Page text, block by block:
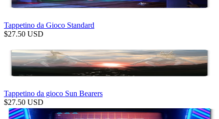
Tappetino da Gioco Standard
$27.50 USD
Tappetino da gioco Sun Bearers
$27.50 USD